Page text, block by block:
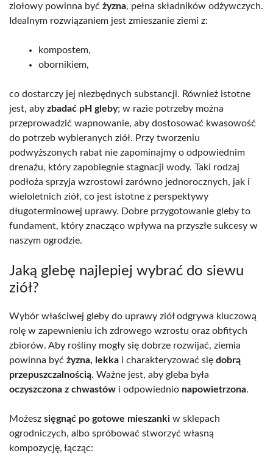
ziołowy powinna być żyzna, pełna składników odżywczych.
Idealnym rozwiązaniem jest zmieszanie ziemi z:
kompostem,
obornikiem,
co dostarczy jej niezbędnych substancji. Również istotne
jest, aby zbadać pH gleby; w razie potrzeby można
przeprowadzić wapnowanie, aby dostosować kwasowość
do potrzeb wybieranych ziół. Przy tworzeniu
podwyższonych rabat nie zapominajmy o odpowiednim
drenażu, który zapobiegnie stagnacji wody. Taki rodzaj
podłoża sprzyja wzrostowi zarówno jednorocznych, jak i
wieloletnich ziół, co jest istotne z perspektywy
długoterminowej uprawy. Dobre przygotowanie gleby to
fundament, który znacząco wpływa na przyszłe sukcesy w
naszym ogrodzie.
Jaką glebę najlepiej wybrać do siewu
ziół?
Wybór właściwej gleby do uprawy ziół odgrywa kluczową
rolę w zapewnieniu ich zdrowego wzrostu oraz obfitych
zbiorów. Aby rośliny mogły się dobrze rozwijać, ziemia
powinna być żyzna, lekka i charakteryzować się dobrą
przepuszczalnością. Ważne jest, aby gleba była
oczyszczona z chwastów i odpowiednio napowietrzona.
Możesz sięgnąć po gotowe mieszanki w sklepach
ogrodniczych, albo spróbować stworzyć własną
kompozycję, łącząc: